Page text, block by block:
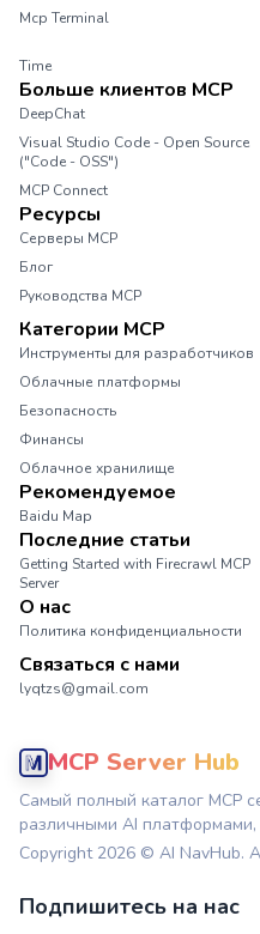
Mcp Terminal
Time
Больше клиентов MCP
DeepChat
Visual Studio Code - Open Source
("Code - OSS")
MCP Connect
Ресурсы
Серверы MCP
Блог
Руководства MCP
Категории MCP
Инструменты для разработчиков
Облачные платформы
Безопасность
Финансы
Облачное хранилище
Рекомендуемое
Baidu Map
Последние статьи
Getting Started with Firecrawl MCP
Server
О нас
Политика конфиденциальности
Связаться с нами
lyqtzs@gmail.com
MCP Server Hub
Самый полный каталог MCP
различными AI
Copyright 2026 © AI NavHub.
Подпишитесь на нас